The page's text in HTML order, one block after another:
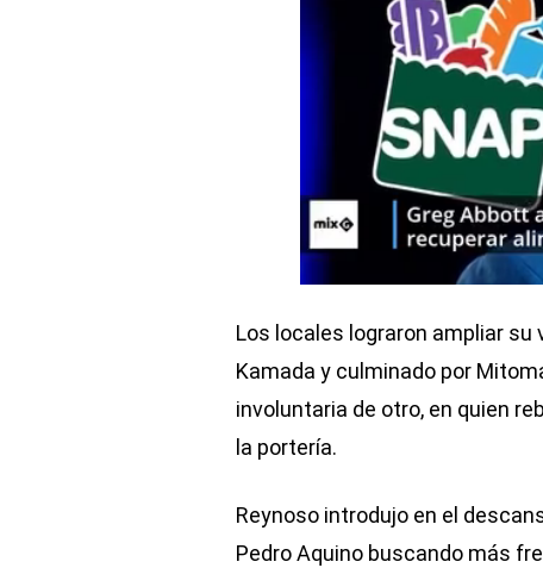
Los locales lograron ampliar
Kamada y culminado por
involuntaria de otro, en quien
la portería.
Reynoso introdujo en el
Pedro Aquino buscando más